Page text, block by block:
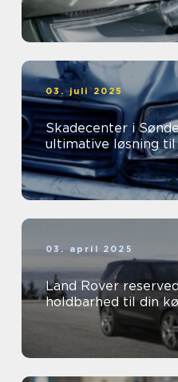
03. juli 2025
Skadecenter i
ultimative løsning
03. april 2025
Land Rover
holdbarhed til din